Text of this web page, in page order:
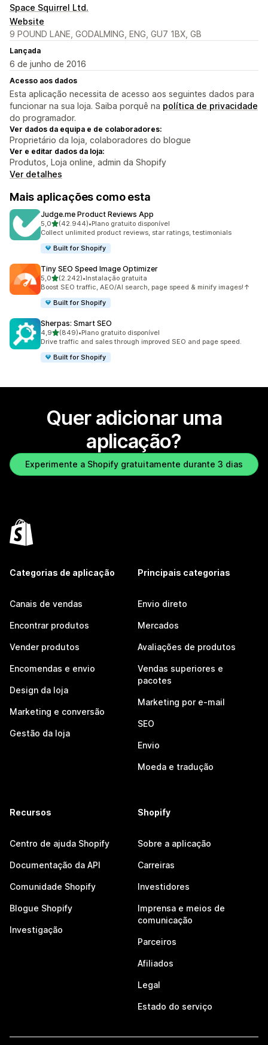
Space Squirrel Ltd.
Website
9 POUND LANE, GODALMING, ENG, GU7 1BX, GB
Lançada
6 de junho de 2016
Acesso aos dados
Esta aplicação necessita de acesso aos seguintes dados para
funcionar na sua loja. Saiba porquê na política de privacidade
do programador.
Ver dados da equipa e de colaboradores:
Proprietário da loja, colaboradores do blogue
Ver e editar dados da loja:
Produtos, Loja online, admin da Shopify
Ver detalhes
Mais aplicações como esta
Judge.me Product Reviews App
5,0de 5 estrelas
(42.944)
42944 total de avaliações
•Plano gratuito disponível
Collect unlimited product reviews, star ratings, testimonials
Built for Shopify
Tiny SEO Speed Image Optimizer
5,0de 5 estrelas
(2.242)
2242 total de avaliações
•Instalação gratuita
Boost SEO traffic, AEO/AI search, page speed & minify images!↑
Built for Shopify
Sherpas: Smart SEO
4,9de 5 estrelas
(849)
849 total de avaliações
•Plano gratuito disponível
Drive traffic and sales through improved SEO and page speed.
Built for Shopify
Quer adicionar uma
aplicação?
Experimente a Shopify gratuitamente durante 3 dias
Categorias de aplicação
Canais de vendas
Encontrar produtos
Vender produtos
Encomendas e envio
Design da loja
Marketing e conversão
Gestão da loja
Principais categorias
Envio direto
Mercados
Avaliações de produtos
Vendas superiores e
pacotes
Marketing por e-mail
SEO
Envio
Moeda e tradução
Recursos
Centro de ajuda Shopify
Documentação da API
Comunidade Shopify
Blogue Shopify
Investigação
Shopify
Sobre a aplicação
Carreiras
Investidores
Imprensa e meios de
comunicação
Parceiros
Afiliados
Legal
Estado do serviço